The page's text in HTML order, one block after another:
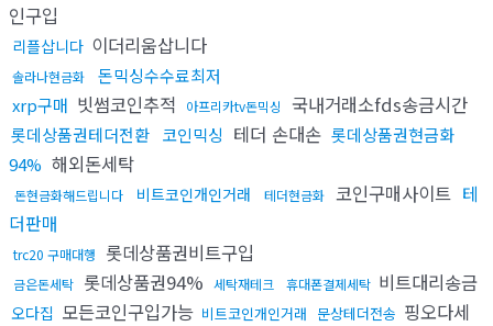
인구입
리플삽니다 이더리움삽니다
솔라나현금화
돈믹싱수수료최저
xrp구매 빗썸코인추적 아프리카tv돈믹싱 국내거래소fds송금시간
롯데상품권테더전환 코인믹싱 테더 손대손 롯데상품권현금화
94% 해외돈세탁
돈현금화해드립니다 비트코인개인거래 테더현금화 코인구매사이트 테
더판매
trc20 구매대행 롯데상품권비트구입
금은돈세탁 롯데상품권94% 세탁재테크 휴대폰결제세탁 비트대리송금
오다집 모든코인구입가능 비트코인개인거래 문상테더전송 핑오다세